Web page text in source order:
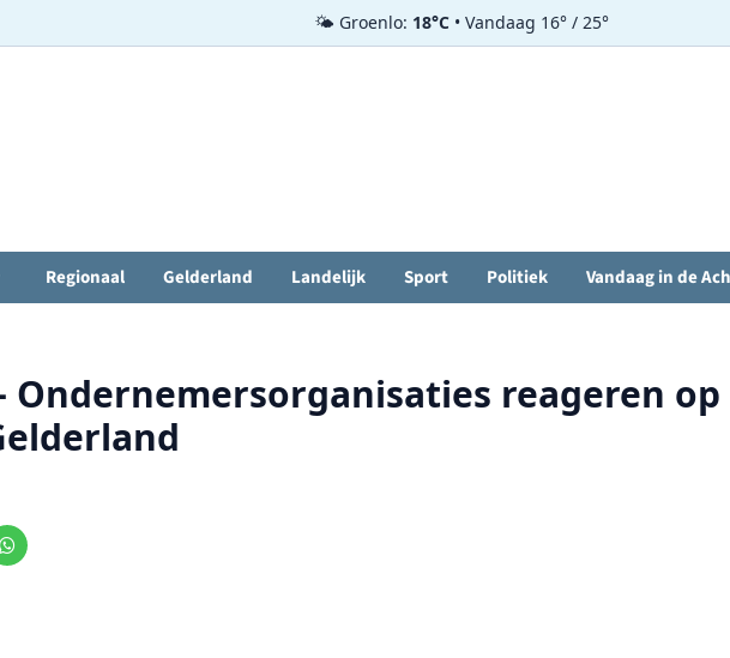
🌤️ Groenlo: 18°C • Vandaag 16° / 25°
Regionaal Gelderland Landelijk Sport Politiek Vandaag in de
Ondernemersorganisaties reageren op